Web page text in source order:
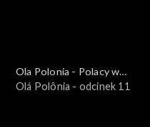
Ola Polonia - Polacy w
Brazylii i Ameryce
Olá Polônia - odcinek 11